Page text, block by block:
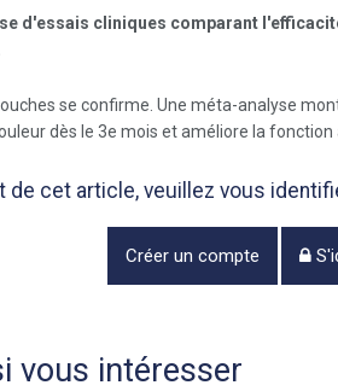
d'essais cliniques comparant
se confirme. Une méta-analyse
dès le 3e mois et améliore la
de cet article, veuillez vous
Créer un compte
vous intéresser